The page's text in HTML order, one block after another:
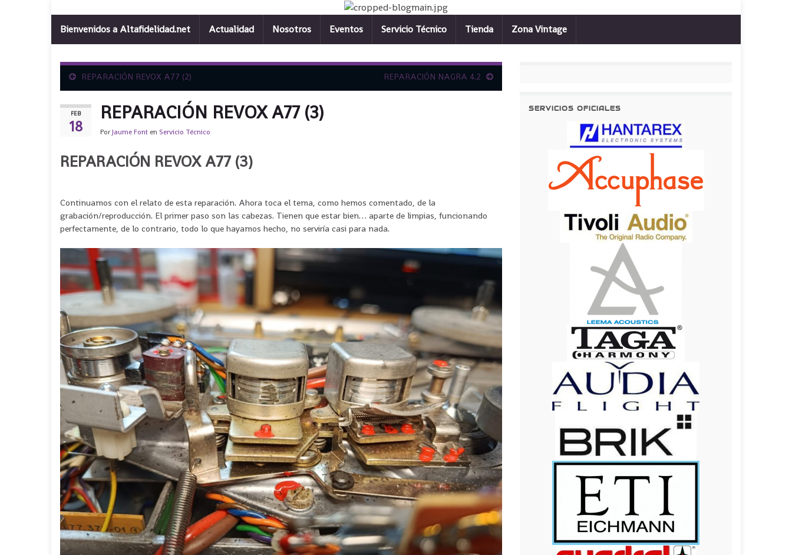
Bienvenidos a Altafidelidad.net Actualidad Nosotros Eventos Servicio Técnico Tienda Zona Vintage
REPARACIÓN REVOX A77 (2) REPARACIÓN NAGRA 4.2
FEB
18
REPARACIÓN REVOX A77 (3)
PorJaume Font en Servicio Técnico
REPARACIÓN REVOX A77 (3)
Continuamos con el relato de esta reparación. Ahora toca el tema, como hemos comentado, de la
grabación/reproducción. El primer paso son las cabezas. Tienen que estar bien… aparte de limpias, funcionando
perfectamente, de lo contrario, todo lo que hayamos hecho, no serviría casi para nada.
SERVICIOS OFICIALES